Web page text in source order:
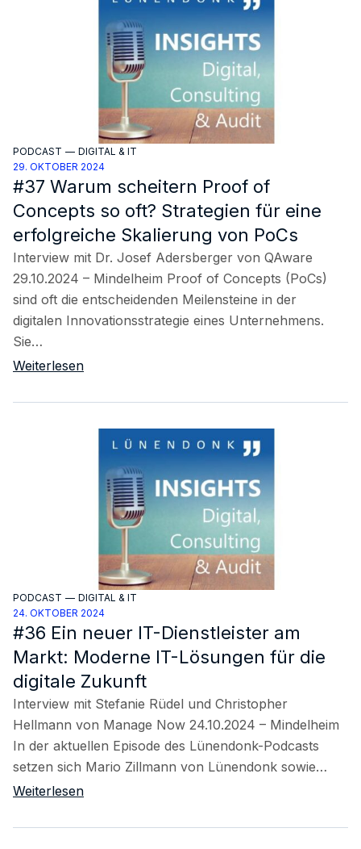
PODCAST — DIGITAL & IT
29. OKTOBER 2024
#37 Warum scheitern Proof of
Concepts so oft? Strategien für eine
erfolgreiche Skalierung von PoCs
Interview mit Dr. Josef Adersberger von QAware
29.10.2024 – Mindelheim Proof of Concepts (PoCs)
sind oft die entscheidenden Meilensteine in der
digitalen Innovationsstrategie eines Unternehmens.
Sie…
Weiterlesen
PODCAST — DIGITAL & IT
24. OKTOBER 2024
#36 Ein neuer IT-Dienstleister am
Markt: Moderne IT-Lösungen für die
digitale Zukunft
Interview mit Stefanie Rüdel und Christopher
Hellmann von Manage Now 24.10.2024 – Mindelheim
In der aktuellen Episode des Lünendonk-Podcasts
setzen sich Mario Zillmann von Lünendonk sowie…
Weiterlesen